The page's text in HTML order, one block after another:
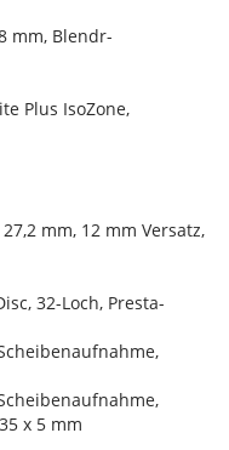
mm, Blendr-
Plus IsoZone,
mm, 12 mm Versatz,
32-Loch, Presta-
x 5 mm